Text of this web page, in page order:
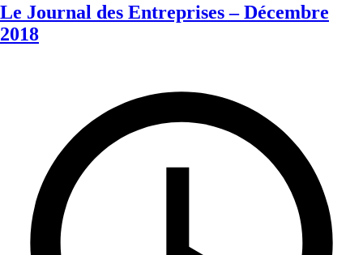
Le Journal des Entreprises – Décembre
2018